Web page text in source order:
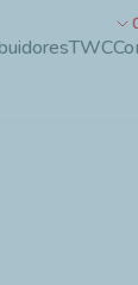
TWC